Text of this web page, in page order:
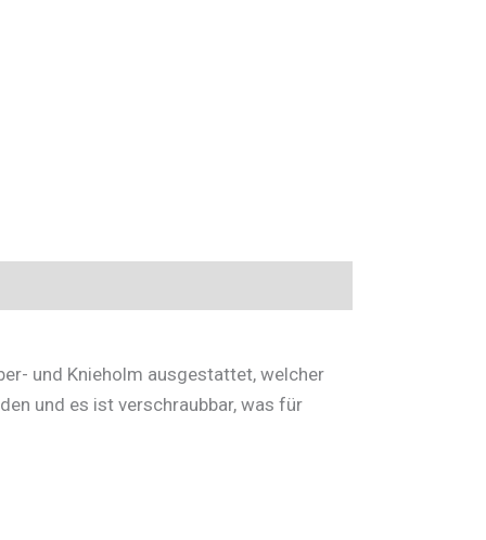
und Knieholm ausgestattet, welcher
und es ist verschraubbar, was für